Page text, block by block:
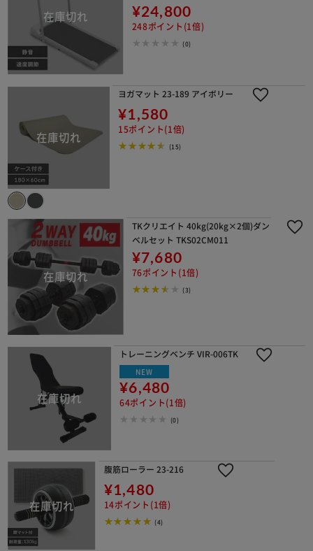
¥24,800
248ポイント(1倍)
(0)
ヨガマット 23-189 アイボリー
¥1,580
15ポイント(1倍)
(15)
TKクリエイト 40kg(20kg×2個)ダン
ベルセット TKS02CM011
¥7,680
76ポイント(1倍)
(3)
トレーニングベンチ VIR-006TK
NEW
¥6,480
64ポイント(1倍)
(0)
腹筋ローラー 23-216
¥1,480
14ポイント(1倍)
(4)